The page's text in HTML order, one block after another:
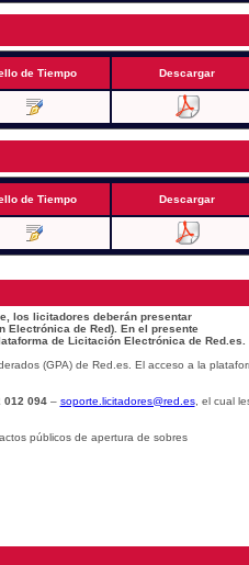
de Tiempo Descargar
de Tiempo Descargar
los licitadores deberán presentar
Electrónica de Red). En el presente
de Licitación Electrónica de Red.es.
(GPA) de Red.es. El acceso a la
012 094– soporte.licitadores@red.es, el cual
públicos de apertura de sobres